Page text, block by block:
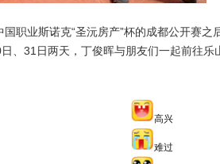
业斯诺克“圣沅房产”杯的成都公开赛之
、31日两天，丁俊晖与朋友们一起前往乐
高兴
难过